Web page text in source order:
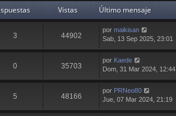
Vistas Último mensaje
3 44902
por maikisan
Sab, 13 Sep 2025, 23:01
0 35703
por Kaede
Dom, 31 Mar 2024, 12:44
5 48166
por PRNeo80
Jue, 07 Mar 2024, 21:19